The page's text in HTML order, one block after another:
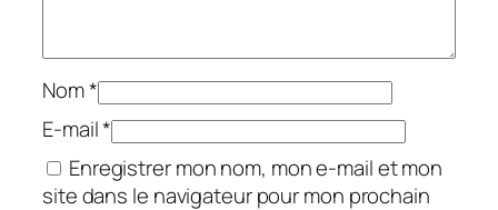
Nom*
E-mail*
Enregistrer mon nom, mon e-mail et mon
site dans le navigateur pour mon prochain